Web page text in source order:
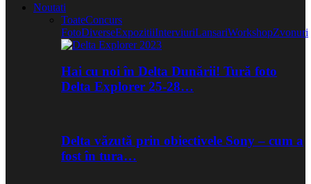
Noutati
ToateConcurs
FotoDiverseExpozitiiInterviuriLansariWorkshopZvonuri
Hai cu noi în Delta Dunării! Tură foto
Delta Explorer 25-28…
Delta văzută prin obiectivele Sony – cum a
fost în tura…